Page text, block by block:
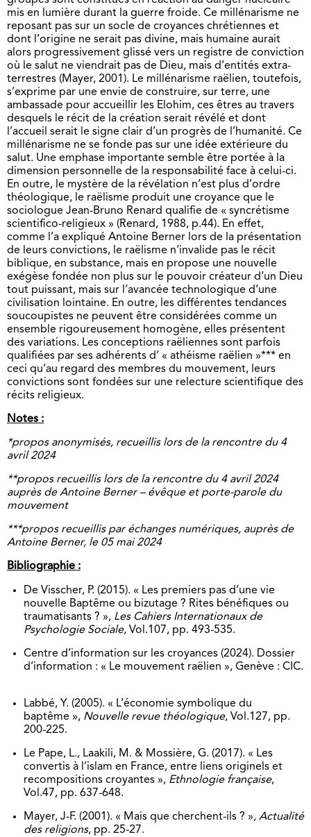
mis en lumière durant la guerre froide. Ce millénarisme ne
reposant pas sur un socle de croyances chrétiennes et
dont l’origine ne serait pas divine, mais humaine aurait
alors progressivement glissé vers un registre de conviction
où le salut ne viendrait pas de Dieu, mais d’entités extra-
terrestres (Mayer, 2001). Le millénarisme raëlien, toutefois,
s’exprime par une envie de construire, sur terre, une
ambassade pour accueillir les Elohim, ces êtres au travers
desquels le récit de la création serait révélé et dont
l’accueil serait le signe clair d’un progrès de l’humanité. Ce
millénarisme ne se fonde pas sur une idée extérieure du
salut. Une emphase importante semble être portée à la
dimension personnelle de la responsabilité face à celui-ci.
En outre, le mystère de la révélation n’est plus d’ordre
théologique, le raëlisme produit une croyance que le
sociologue Jean-Bruno Renard qualifie de « syncrétisme
scientifico-religieux » (Renard, 1988, p.44). En effet,
comme l’a expliqué Antoine Berner lors de la présentation
de leurs convictions, le raëlisme n’invalide pas le récit
biblique, en substance, mais en propose une nouvelle
exégèse fondée non plus sur le pouvoir créateur d’un Dieu
tout puissant, mais sur l’avancée technologique d’une
civilisation lointaine. En outre, les différentes tendances
soucoupistes ne peuvent être considérées comme un
ensemble rigoureusement homogène, elles présentent
des variations. Les conceptions raëliennes sont parfois
qualifiées par ses adhérents d’ « athéisme raëlien »*** en
ceci qu’au regard des membres du mouvement, leurs
convictions sont fondées sur une relecture scientifique des
récits religieux.
Notes :
*propos anonymisés, recueillis lors de la rencontre du 4
avril 2024
**propos recueillis lors de la rencontre du 4 avril 2024
auprès de Antoine Berner – évêque et porte-parole du
mouvement
***propos recueillis par échanges numériques, auprès de
Antoine Berner, le 05 mai 2024
Bibliographie :
De Visscher, P. (2015). « Les premiers pas d’une vie
nouvelle Baptême ou bizutage ? Rites bénéfiques ou
traumatisants ? », Les Cahiers Internationaux de
Psychologie Sociale, Vol.107, pp. 493-535.
Centre d’information sur les croyances (2024). Dossier
d’information : « Le mouvement raëlien », Genève : CIC.
Labbé, Y. (2005). « L’économie symbolique du
baptême », Nouvelle revue théologique, Vol.127, pp.
200-225.
Le Pape, L., Laakili, M. & Mossière, G. (2017). « Les
convertis à l’islam en France, entre liens originels et
recompositions croyantes », Ethnologie française,
Vol.47, pp. 637-648.
Mayer, J-F. (2001). « Mais que cherchent-ils ? », Actualité
des religions, pp. 25-27.